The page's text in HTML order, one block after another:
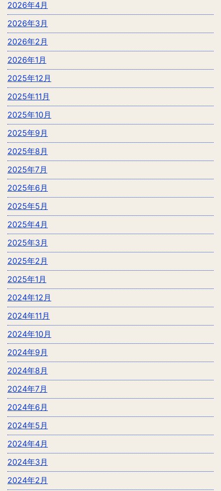
2026年4月
2026年3月
2026年2月
2026年1月
2025年12月
2025年11月
2025年10月
2025年9月
2025年8月
2025年7月
2025年6月
2025年5月
2025年4月
2025年3月
2025年2月
2025年1月
2024年12月
2024年11月
2024年10月
2024年9月
2024年8月
2024年7月
2024年6月
2024年5月
2024年4月
2024年3月
2024年2月